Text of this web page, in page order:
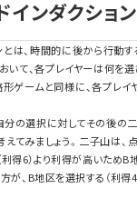
インダクション
とは、時間的に後から行動
おいて、各プレイヤーは何
ゲームと同様に、各プレ
分の選択に対してその後の
てみましょう。二子山は、
利得6）より利得が高いため
が、B地区を選択する（利得